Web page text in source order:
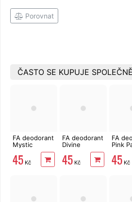
Porovnat
ČASTO SE KUPUJE
FA deodorant
Mystic
Moments 150
ml
45 Kč
FA deodorant
Divine
Moments 150
ml
45Kč
FA
Pink
45Kč